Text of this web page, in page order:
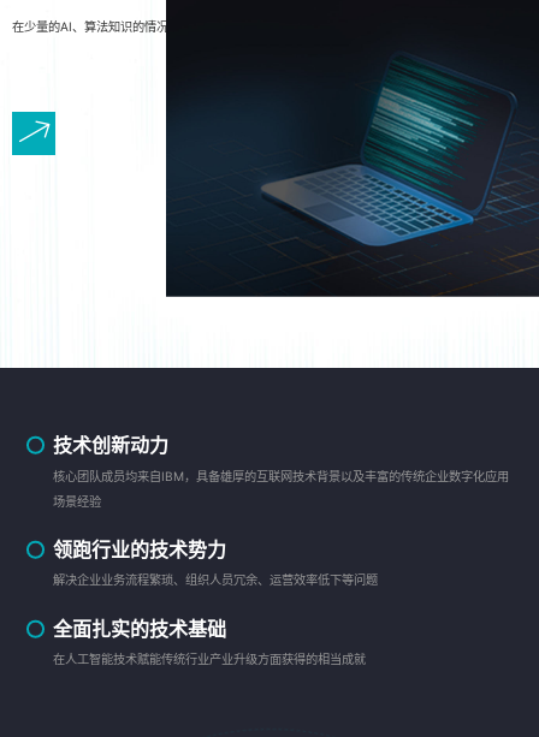
在少量的AI、算法知识的情况下利用行业数据轻松搭建、部署AI模型，构建解决方案。
技术创新动力
核心团队成员均来自IBM，具备雄厚的互联网技术背景以及丰富的传统企业数字化应用
场景经验
领跑行业的技术势力
解决企业业务流程繁琐、组织人员冗余、运营效率低下等问题
全面扎实的技术基础
在人工智能技术赋能传统行业产业升级方面获得的相当成就